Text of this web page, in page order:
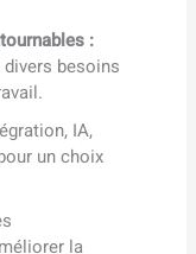
:
besoins
IA,
un choix
la